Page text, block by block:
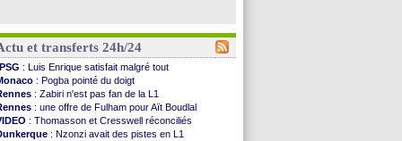
et transferts 24h/24
PSG : Luis Enrique satisfait malgré tout
: Pogba pointé du doigt
: Zabiri n'est pas fan de la L1
: une offre de Fulham pour Aït Boudlal
: Thomasson et Cresswell réconciliés
: Nzonzi avait des pistes en L1